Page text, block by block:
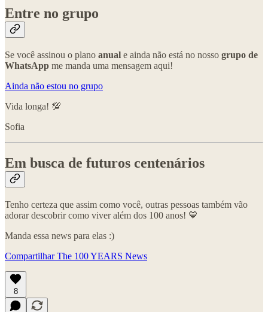
Entre no grupo
Se você assinou o plano anual e ainda não está no nosso grupo de
WhatsApp me manda uma mensagem aqui!
Ainda não estou no grupo
Vida longa! 💯
Sofia
Em busca de futuros centenários
Tenho certeza que assim como você, outras pessoas também vão
adorar descobrir como viver além dos 100 anos! 💙
Manda essa news para elas :)
Compartilhar The 100 YEARS News
8